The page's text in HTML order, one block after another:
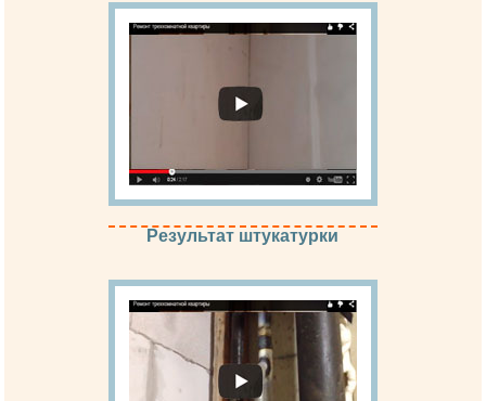
Результат штукатурки